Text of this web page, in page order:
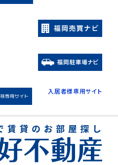
入居者様専用サイト